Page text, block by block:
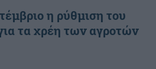
η ρύθμιση του
τα χρέη των αγροτών